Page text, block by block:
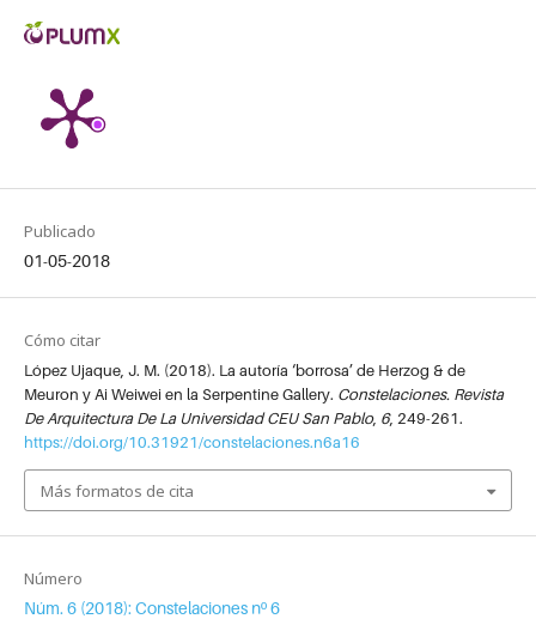
Publicado
01-05-2018
Número
Núm. 6 (2018): Constelaciones nº 6
Cómo citar
López Ujaque, J. M. (2018). La autoría ‘borrosa’ de Herzog & de
Meuron y Ai Weiwei en la Serpentine Gallery. Constelaciones. Revista
De Arquitectura De La Universidad CEU San Pablo, 6, 249-261.
https://doi.org/10.31921/constelaciones.n6a16
Más formatos de cita